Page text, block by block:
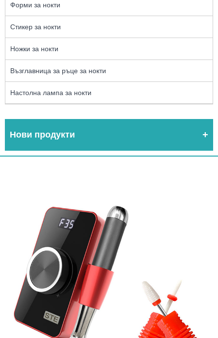
Форми за нокти
Стикер за нокти
Ножки за нокти
Възглавница за ръце за нокти
Настолна лампа за нокти
Нови продукти